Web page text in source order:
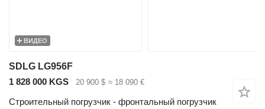
ВИДЕО
SDLG LG956F
1 828 000 KGS
20 900 $ ≈ 18 090 €
Строительный погрузчик - фронтальный погрузчик